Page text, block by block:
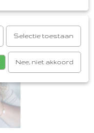
Selectie toestaan
Nee, niet akkoord